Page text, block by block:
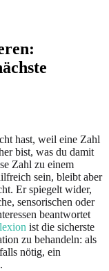
hast, weil eine Zahl
bist, was du damit
Zahl zu einem
sein, bleibt aber
Er spiegelt wider,
sensorischen oder
beantwortet
ist die sicherste
zu behandeln: als
nötig, ein